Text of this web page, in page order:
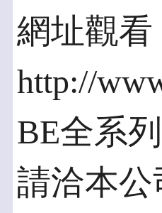
網址觀看
http://
BE全系
請洽本公